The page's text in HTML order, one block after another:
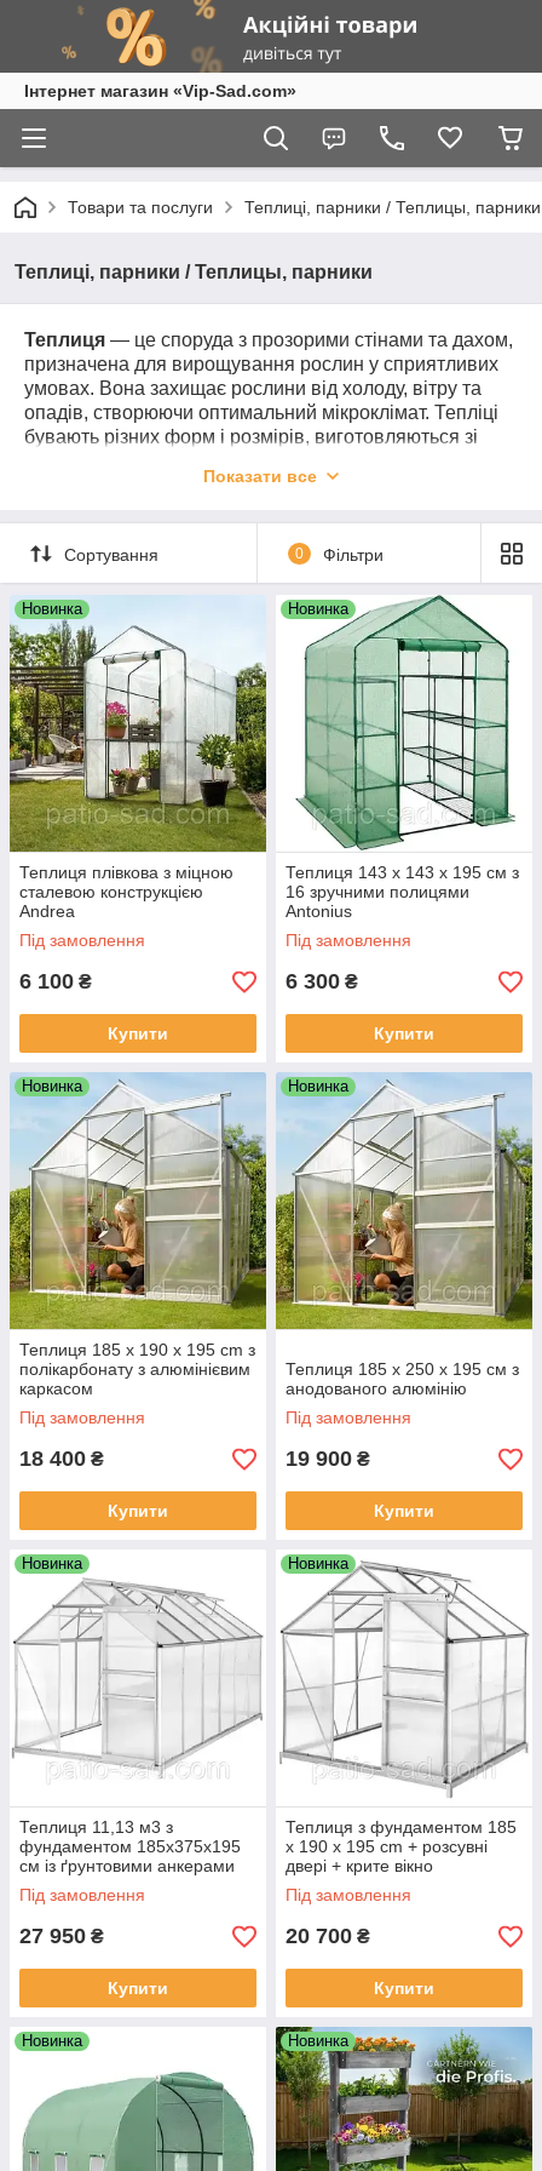
Інтернет магазин «Vip-Sad.com»
Товари та послуги Теплиці, парники / Теплицы, парники
Теплиці, парники / Теплицы, парники
Теплиця — це споруда з прозорими стінами та дахом,
призначена для вирощування рослин у сприятливих
умовах. Вона захищає рослини від холоду, вітру та
опадів, створюючи оптимальний мікроклімат. Тепліці
бувають різних форм і розмірів, виготовляються зі
цілорічного вирощування овочів, ягід, квітів і розсади.
Показати все
Сортування 0 Фільтри
Новинка
Теплиця плівкова з міцною
сталевою конструкцією
Andrea
Під замовлення
6 100 ₴
Купити
Новинка
Теплиця 143 x 143 x 195 см з
16 зручними полицями
Antonius
Під замовлення
6 300 ₴
Купити
Новинка
Теплиця 185 x 190 x 195 cm з
полікарбонату з алюмінієвим
каркасом
Під замовлення
18 400 ₴
Купити
Новинка
Теплиця 185 x 250 x 195 см з
анодованого алюмінію
Під замовлення
19 900 ₴
Купити
Новинка
Теплиця 11,13 м3 з
фундаментом 185x375x195
см із ґрунтовими анкерами
Під замовлення
27 950 ₴
Купити
Новинка
Теплиця з фундаментом 185
x 190 x 195 cm + розсувні
двері + крите вікно
Під замовлення
20 700 ₴
Купити
Новинка Новинка